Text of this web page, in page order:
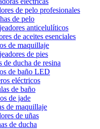
de pelo profesionales
de pelo
anticelulíticos
de aceites esenciales
de maquillaje
de pies
de ducha de resina
de baño LED
eléctricos
de baño
de jade
de maquillaje
de uñas
de ducha